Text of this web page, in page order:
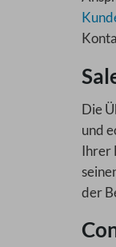
Die
und
Ihrer
der